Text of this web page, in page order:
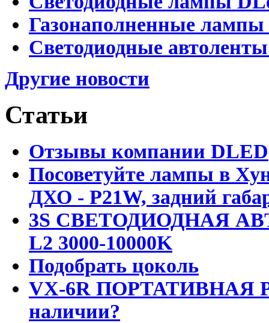
Газонаполненные
Светодиодные
Другие новости
Статьи
Отзывы компании DLED
Посоветуйте лампы в
ДХО - P21W, задний
3S СВЕТОДИОДНАЯ
L2 3000-10000K
Подобрать цоколь
VX-6R ПОРТАТИВНАЯ
наличии?